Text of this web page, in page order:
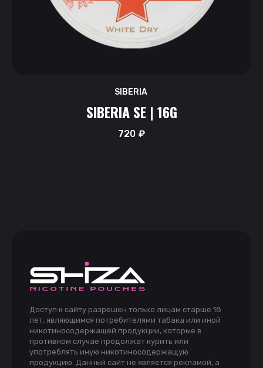
SIBERIA
SIBERIA SE | 16G
720₽
Доступ к сайту разрешен только лицам старше 18
лет, являющимся потребителями табака или иной
никотиносодержащей продукции, которые в
противном случае продолжат курить или
употреблять иную никотиносодержащую
продукцию. Данный сайт не является рекламой, а